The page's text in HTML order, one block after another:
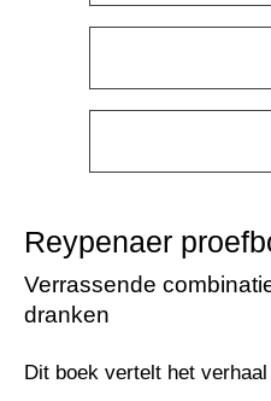
Reypenaer
Verrassende
dranken
Dit boek vertelt het